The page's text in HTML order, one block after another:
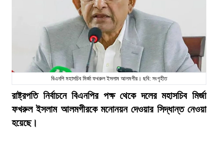
বিএনপি মহাসচিব মির্জা ফখরুল ইসলাম আলমগীর। ছবি: সংগৃহীত
রাষ্ট্রপতি নির্বাচনে বিএনপির পক্ষ থেকে দলের মহাসচিব মির্জা
ফখরুল ইসলাম আলমগীরকে মনোনয়ন দেওয়ার সিদ্ধান্ত নেওয়া
হয়েছে।